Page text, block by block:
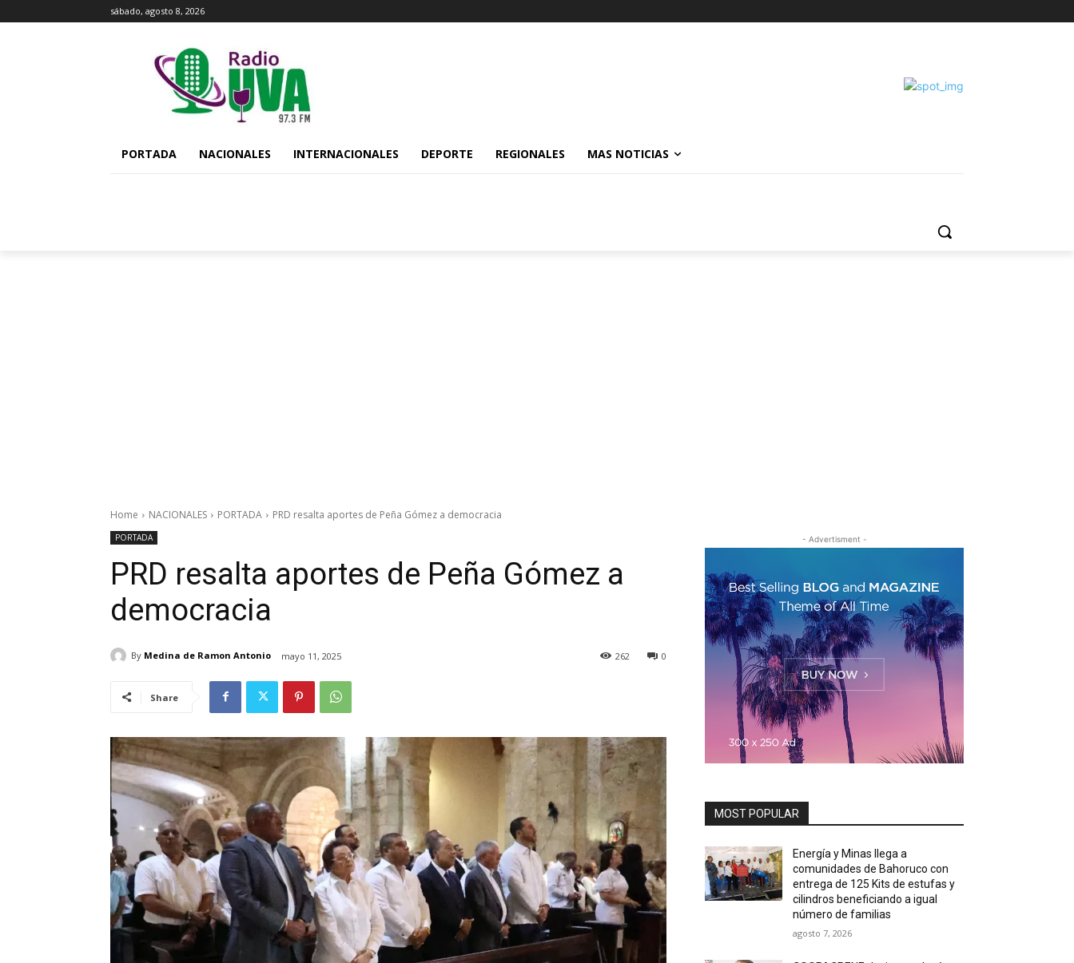
sábado, agosto 8, 2026
PORTADA NACIONALES INTERNACIONALES DEPORTE REGIONALES MAS NOTICIAS
Home NACIONALES PORTADA PRD resalta aportes de Peña Gómez a democracia
PORTADA
PRD resalta aportes de Peña Gómez a
democracia
By Medina de Ramon Antonio mayo 11, 2025 0
262
Share
- Advertisment -
MOST POPULAR
Energía y Minas llega a
comunidades de Bahoruco con
entrega de 125 Kits de estufas y
cilindros beneficiando a igual
número de familias
agosto 7, 2026